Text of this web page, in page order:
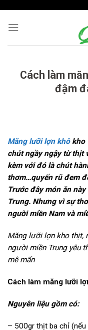
content
Cách làm
đậm
Măng lưỡi lợn khôkho
chút ngầy ngậy từ thịt
kèm với đó là chút
thơm…quyến rũ đem
Trước đây món ăn
Trung. Nhưng vì sự
người miền Nam và
Măng lưỡi lợn kho thịt,
người miền Trung yêu
mê mẩn
Cách làm măng lưỡi
Nguyên liệu gồm có:
– 500gr thịt ba chỉ (nếu